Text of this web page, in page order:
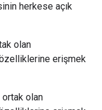
herkese açık
olan
erişmek
ortak olan